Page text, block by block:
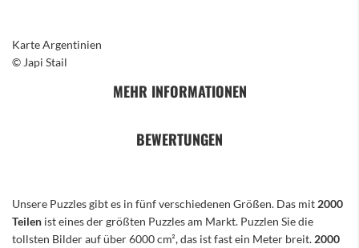
Karte Argentinien
© Japi Stail
MEHR INFORMATIONEN
BEWERTUNGEN
Unsere Puzzles gibt es in fünf verschiedenen Größen. Das mit 2000
Teilen ist eines der größten Puzzles am Markt. Puzzlen Sie die
tollsten Bilder auf über 6000 cm², das ist fast ein Meter breit. 2000